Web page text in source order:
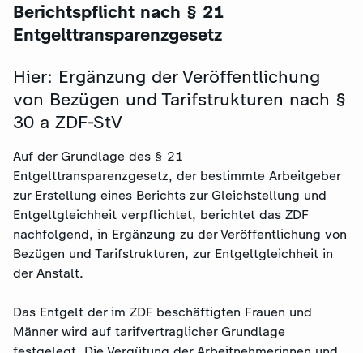
Berichtspflicht nach § 21
Entgelttransparenzgesetz
Hier: Ergänzung der Veröffentlichung
von Bezügen und Tarifstrukturen nach §
30 a ZDF-StV
Auf der Grundlage des § 21
Entgelttransparenzgesetz, der bestimmte Arbeitgeber
zur Erstellung eines Berichts zur Gleichstellung und
Entgeltgleichheit verpflichtet, berichtet das ZDF
nachfolgend, in Ergänzung zu der Veröffentlichung von
Bezügen und Tarifstrukturen, zur Entgeltgleichheit in
der Anstalt.
Das Entgelt der im ZDF beschäftigten Frauen und
Männer wird auf tarifvertraglicher Grundlage